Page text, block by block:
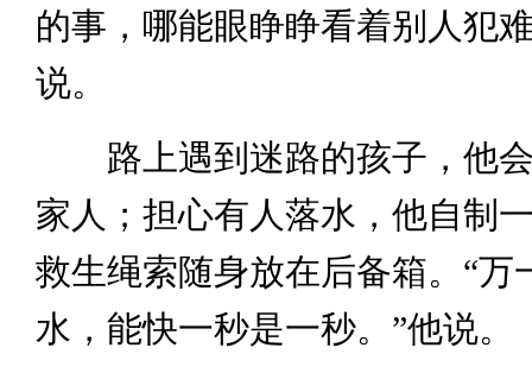
的事，哪能眼睁睁看着别人犯
说。
路上遇到迷路的孩子，他会
家人；担心有人落水，他自制
救生绳索随身放在后备箱。“万
水，能快一秒是一秒。”他说。